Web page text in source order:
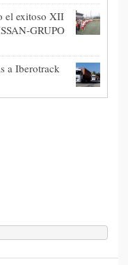
el exitoso XII
GRUPO
a Iberotrack